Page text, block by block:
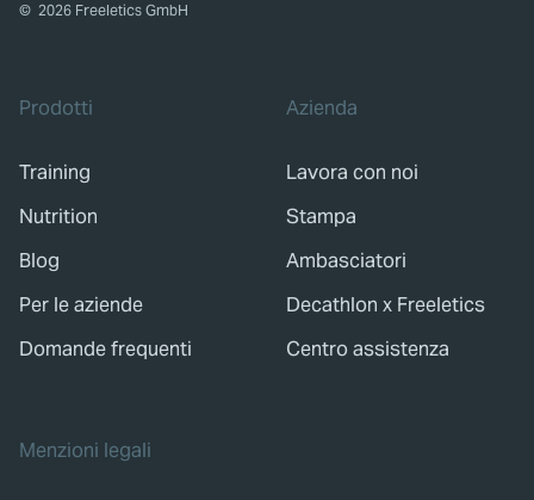
© 2026 Freeletics GmbH
Prodotti
Training
Nutrition
Blog
Per le aziende
Domande frequenti
Azienda
Lavora con noi
Stampa
Ambasciatori
Decathlon x Freeletics
Centro assistenza
Menzioni legali